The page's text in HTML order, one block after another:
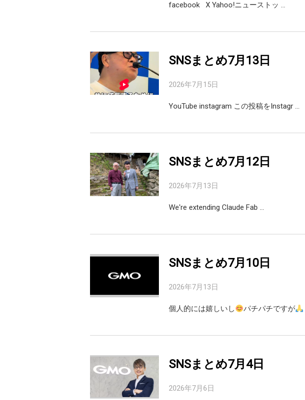
facebook X Yahoo!ニューストッ …
SNSまとめ7月13日
2026年7月15日
YouTube instagram この投稿をInstagr …
SNSまとめ7月12日
2026年7月13日
We're extending Claude Fab …
SNSまとめ7月10日
2026年7月13日
個人的には嬉しいし パチパチですが
SNSまとめ7月4日
2026年7月6日